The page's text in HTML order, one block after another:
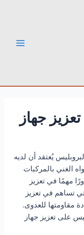
جهاز
يُعتقد أن لديه
الغني بالمركبات
مهمًا في تعزيز
تساهم في تعزيز
مقاومتها للعدوى.
على تعزيز جهاز